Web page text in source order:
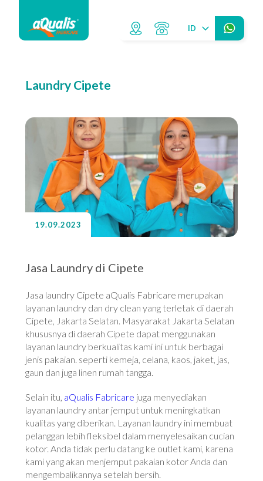
ID
Laundry Cipete
19.09.2023
Jasa Laundry di Cipete
Jasa laundry Cipete aQualis Fabricare merupakan
layanan laundry dan dry clean yang terletak di daerah
Cipete, Jakarta Selatan. Masyarakat Jakarta Selatan
khususnya di daerah Cipete dapat menggunakan
layanan laundry berkualitas kami ini untuk berbagai
jenis pakaian. seperti kemeja, celana, kaos, jaket, jas,
gaun dan juga linen rumah tangga.
Selain itu, aQualis Fabricare juga menyediakan
layanan laundry antar jemput untuk meningkatkan
kualitas yang diberikan. Layanan laundry ini membuat
pelanggan lebih fleksibel dalam menyelesaikan cucian
kotor. Anda tidak perlu datang ke outlet kami, karena
kami yang akan menjemput pakaian kotor Anda dan
mengembalikannya setelah bersih.